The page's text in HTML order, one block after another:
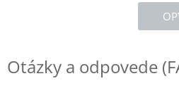
Otázky a odpovede